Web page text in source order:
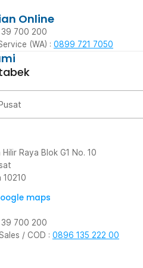
Online
39 700 200
(WA) : 0899 721 7050
Raya Blok G1 No. 10
10210
maps
39 700 200
/ COD : 0896 135 222 00